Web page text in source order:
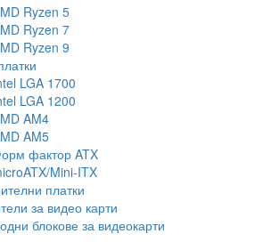
Ryzen 5
Ryzen 7
Ryzen 9
LGA 1700
LGA 1200
AM4
AM5
фактор ATX
Mini-ITX
платки
за видео карти
блокове за видеокарти